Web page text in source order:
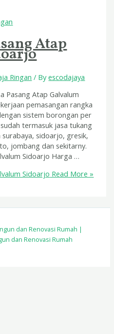
Atap
Ringan / Byescodajaya
Pasang Atap Galvalum
pemasangan rangka
sistem borongan per
termasuk jasa tukang
sidoarjo, gresik,
jombang dan sekitarny.
Sidoarjo Harga …
Sidoarjo Read More »
dan Renovasi Rumah |
dan Renovasi Rumah